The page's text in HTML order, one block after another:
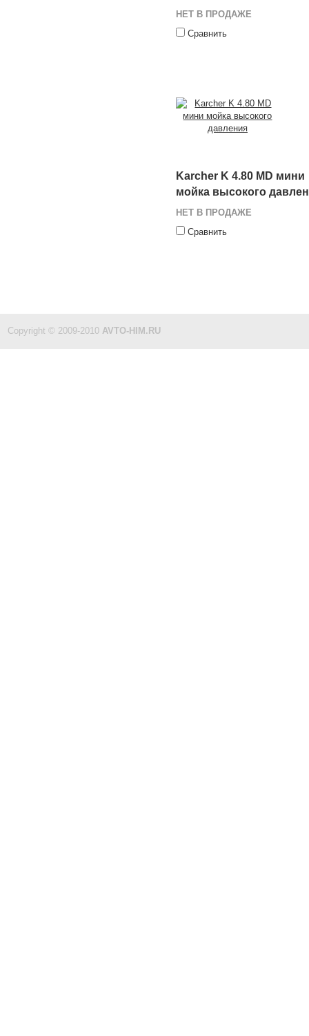
НЕТ В ПРОДАЖЕ
Сравнить
Karcher K 4.80 MD мини
мойка высокого
НЕТ В ПРОДАЖЕ
Сравнить
Copyright © 2009-2010 AVTO-HIM.RU